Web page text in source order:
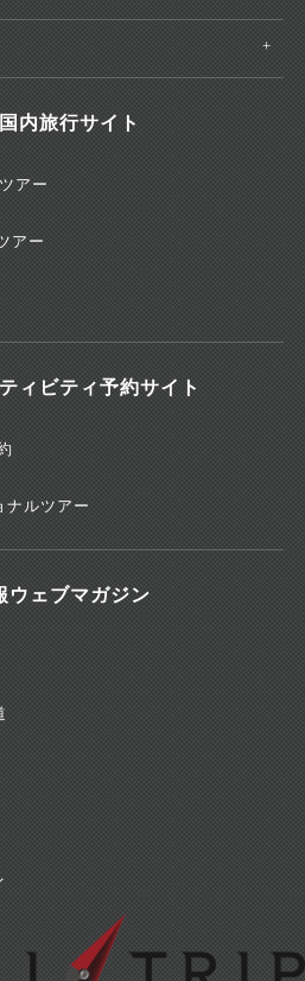
内旅行サイト
アー
アー
ィビティ予約サイト
ナルツアー
ウェブマガジン